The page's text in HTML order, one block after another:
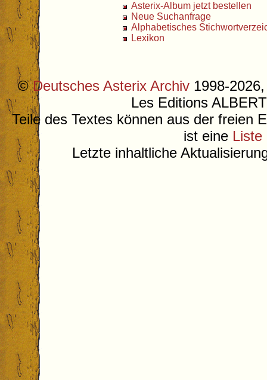
Asterix-Album jetzt bestellen
Neue Suchanfrage
Alphabetisches
Lexikon
©Deutsches Asterix Archiv 1998-
Les Editions
Teile des Textes können aus der freien
ist eine Liste
Letzte inhaltliche